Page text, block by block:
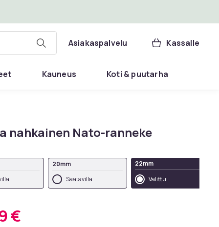
Asiakaspalvelu Kassalle
Kauneus Koti & puutarha
nahkainen Nato-ranneke
20mm
Saatavilla
22mm
Valittu
€